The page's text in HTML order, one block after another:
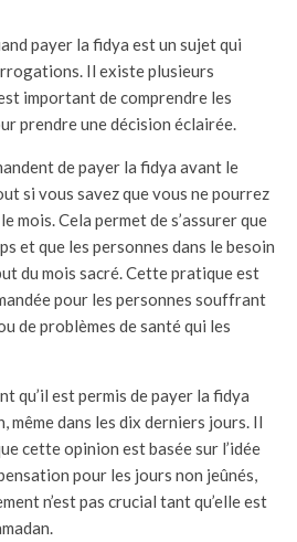
payer la fidya est un sujet qui
Il existe plusieurs
important de comprendre les
prendre une décision éclairée.
de payer la fidya avant le
si vous savez que vous ne pourrez
mois. Cela permet de s’assurer que
et que les personnes dans le besoin
du mois sacré. Cette pratique est
pour les personnes souffrant
de problèmes de santé qui les
qu’il est permis de payer la fidya
même dans les dix derniers jours. Il
cette opinion est basée sur l’idée
pour les jours non jeûnés,
n’est pas crucial tant qu’elle est